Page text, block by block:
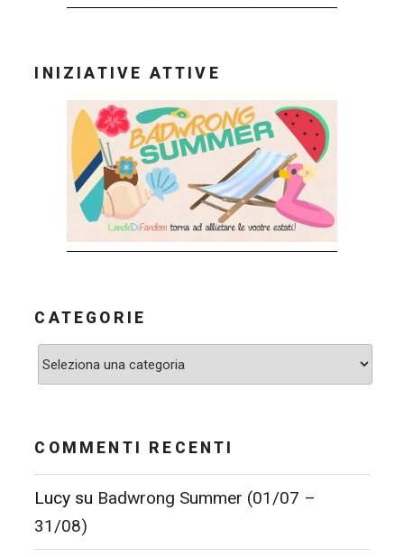
INIZIATIVE ATTIVE
CATEGORIE
Categorie
COMMENTI RECENTI
Lucy su Badwrong Summer (01/07 –
31/08)